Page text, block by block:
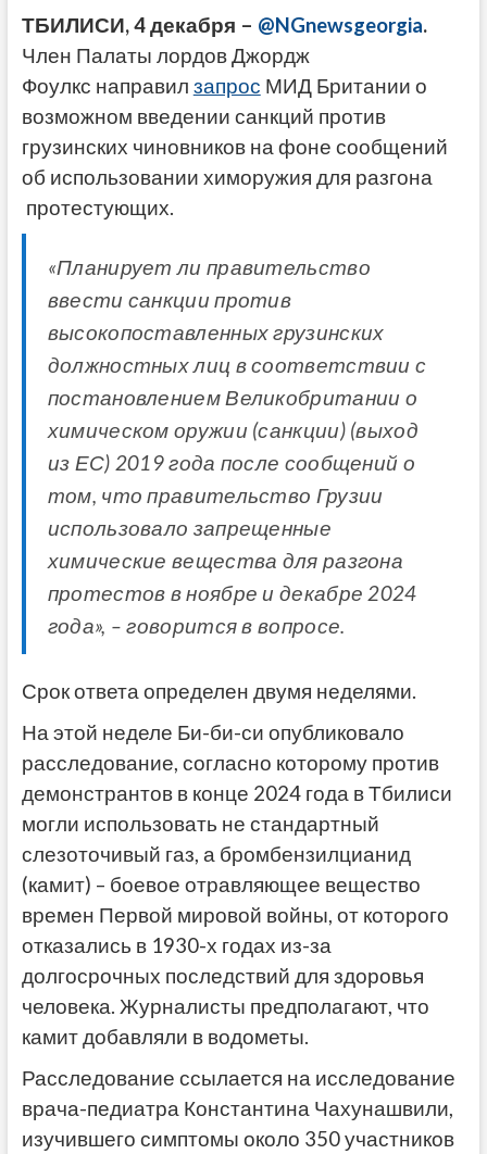
ТБИЛИСИ, 4 декабря – @NGnewsgeorgia.
Член Палаты лордов Джордж
Фоулкс направил запрос МИД Британии о
возможном введении санкций против
грузинских чиновников на фоне сообщений
об использовании химоружия для разгона
протестующих.
«Планирует ли правительство
ввести санкции против
высокопоставленных грузинских
должностных лиц в соответствии с
постановлением Великобритании о
химическом оружии (санкции) (выход
из ЕС) 2019 года после сообщений о
том, что правительство Грузии
использовало запрещенные
химические вещества для разгона
протестов в ноябре и декабре 2024
года», – говорится в вопросе.
Срок ответа определен двумя неделями.
На этой неделе Би-би-си опубликовало
расследование, согласно которому против
демонстрантов в конце 2024 года в Тбилиси
могли использовать не стандартный
слезоточивый газ, а бромбензилцианид
(камит) – боевое отравляющее вещество
времен Первой мировой войны, от которого
отказались в 1930-х годах из-за
долгосрочных последствий для здоровья
человека. Журналисты предполагают, что
камит добавляли в водометы.
Расследование ссылается на исследование
врача-педиатра Константина Чахунашвили,
изучившего симптомы около 350 участников